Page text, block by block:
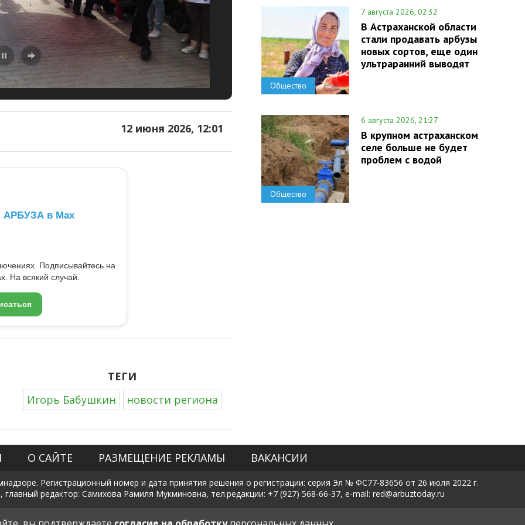
12 июня 2026, 12:01
АРБУЗА в Max
Подписывайтесь на
На всякий случай.
ТЕГИ
Игорь Бабушкин
новости региона
Общество
7 августа 2026, 02:32
В Астраханской области
стали продавать арбузы
новых сортов, еще один
ультраранний выводят
Общество
6 августа 2026, 21:27
В крупном астраханском
селе больше не будет
проблем с водой
О САЙТЕ РАЗМЕЩЕНИЕ РЕКЛАМЫ ВАКАНСИИ
Регистрационный номер и дата принятия решения о регистрации: серия Эл № ФС77-83656 от 26 июля 2022 г.
редактор: Самихова Рамиля Мукминовна, тел.редакции: +7 (927) 568-66-37, e-mail: red@arbuztoday.ru